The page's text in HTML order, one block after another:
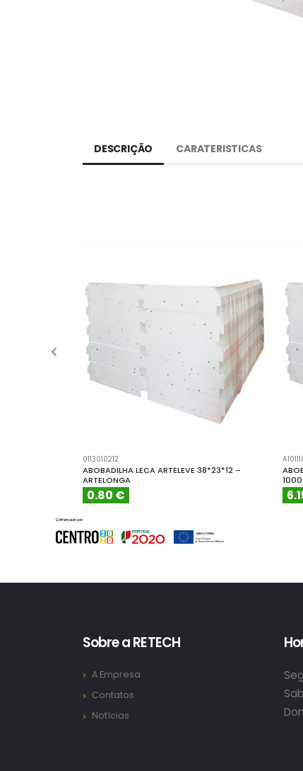
DESCRIÇÃO CARATERISTICAS
0113010212
ABOBADILHA LECA ARTELEVE 38*23*12 –
ARTELONGA
0.80 €
Sobre a RETECH
A Empresa
Contatos
Notícias